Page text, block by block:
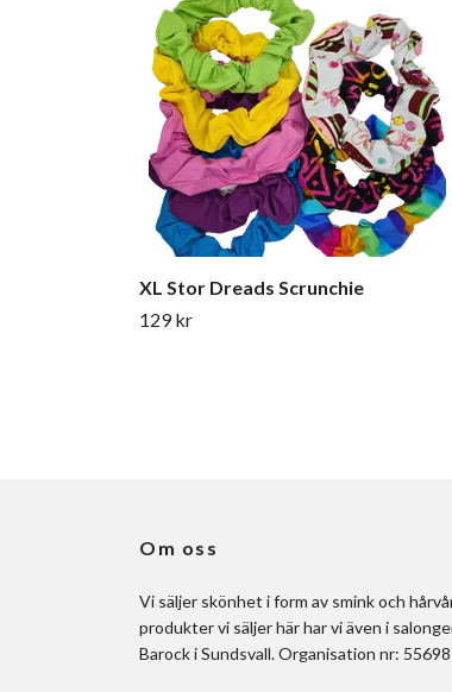
XL Stor Dreads Scrunchie
129 kr
Om oss
Vi säljer skönhet i form av smink och
produkter vi säljer här har vi även i
Barock i Sundsvall. Organisation nr: